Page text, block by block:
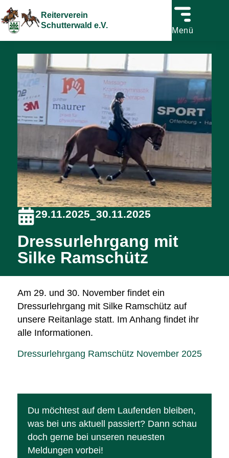
Reiterverein
Schutterwald e.V.
Menü
29.11.2025–30.11.2025
Dressurlehrgang mit
Silke Ramschütz
Am 29. und 30. November findet ein
Dressurlehrgang mit Silke Ramschütz auf
unsere Reitanlage statt. Im Anhang findet ihr
alle Informationen.
Dressurlehrgang Ramschütz November 2025
Du möchtest auf dem Laufenden bleiben,
was bei uns aktuell passiert? Dann schau
doch gerne bei unseren neuesten
Meldungen vorbei!